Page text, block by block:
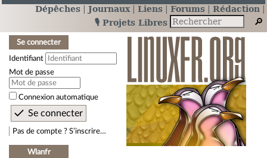
Dépêches Journaux Liens Forums
Rédaction
🎙️ Projets Libres
Se connecter
Identifiant
Mot de passe
Connexion automatique
Pas de compte ? S’inscrire…
Wlanfr